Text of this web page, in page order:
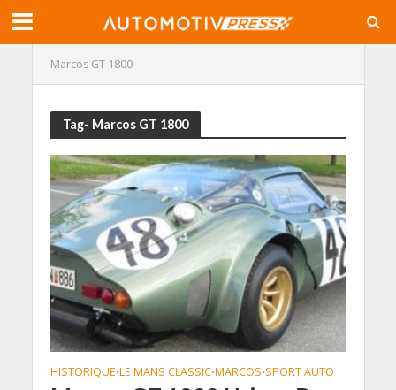
Marcos GT 1800
Tag- Marcos GT 1800
HISTORIQUE•LE MANS CLASSIC•MARCOS•SPORT AUTO